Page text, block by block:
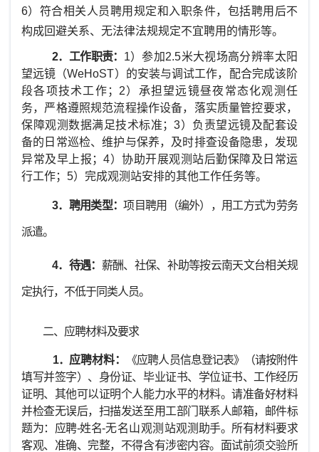
6）符合相关人员聘用规定和入职条件，包括聘用后不
构成回避关系、无法律法规规定不宜聘用的情形等。
2． 工作职责： 1）参加2.5米大视场高分辨率太阳
望远镜（WeHoST）的安装与调试工作，配合完成该阶
段各项技术工作；2）承担望远镜昼夜常态化观测任
务，严格遵照规范流程操作设备，落实质量管控要求，
保障观测数据满足技术标准；3）负责望远镜及配套设
备的日常巡检、维护与保养，及时排查设备隐患，发现
异常及早上报；4）协助开展观测站后勤保障及日常运
行工作；5）完成观测站安排的其他工作任务等。
3．聘用类型：项目聘用（编外），用工方式为劳务
派遣。
4．待遇： 薪酬、社保、补助等按云南天文台相关规
定执行，不低于同类人员。
二、应聘材料及要求
1． 应聘材料：
《应聘人员信息登记表》（请按附件
填写并签字）、身份证、毕业证书、学位证书、工作经历
证明、其他可以证明个人能力水平的材料。请准备好材料
并检查无误后，扫描发送至用工部门联系人邮箱，邮件标
题为：应聘-姓名-无名山观测站观测助手。所有材料要求
客观、准确、完整，不得含有涉密内容。面试前须交验所